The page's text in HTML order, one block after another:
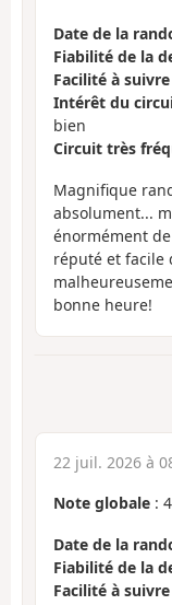
Date de la
Fiabilité de la
Facilité à
Intérêt du
bien
Circuit très
Magnifique
absolument...
énormément
réputé et facile
bonne heure!
22 juil. 2026 à
Note globale :
Date de la
Fiabilité de la
Facilité à